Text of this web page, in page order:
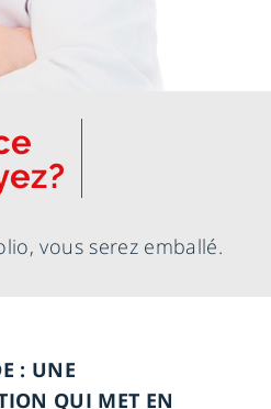
vous serez emballé.
: UNE
QUI MET EN